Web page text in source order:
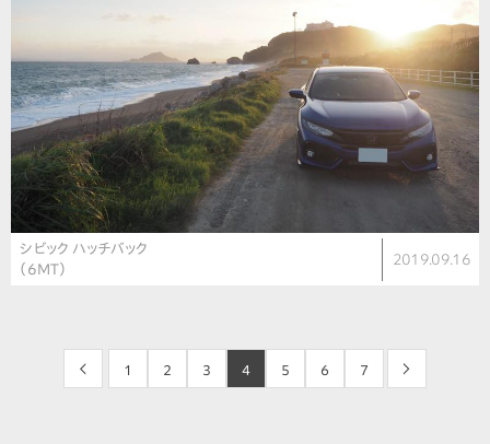
シビック ハッチバック
（6MT）
2019.09.16
< 1 2 3 4 5 6 7 >